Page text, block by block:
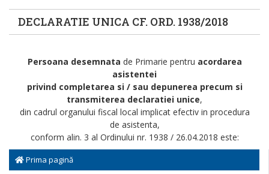
DECLARATIE UNICA CF. ORD. 1938/2018
Prima pagină
Persoana desemnata de Primarie pentru acordarea
asistentei
privind completarea si / sau depunerea precum si
transmiterea declaratiei unice,
din cadrul organului fiscal local implicat efectiv in procedura
de asistenta,
conform alin. 3 al Ordinului nr. 1938 / 26.04.2018 este: